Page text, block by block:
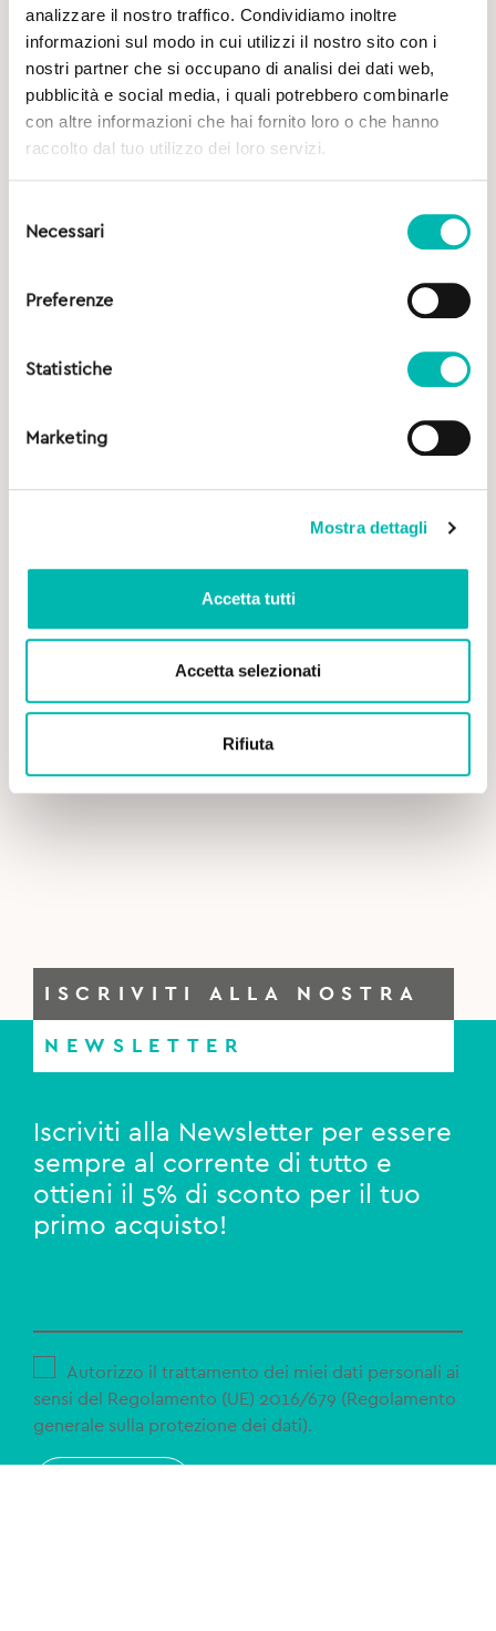
analizzare il nostro traffico. Condividiamo inoltre
informazioni sul modo in cui utilizzi il nostro sito con i
nostri partner che si occupano di analisi dei dati web,
pubblicità e social media, i quali potrebbero combinarle
con altre informazioni che hai fornito loro o che hanno
raccolto dal tuo utilizzo dei loro servizi.
delNecessari
Preferenze
Statistiche
Marketing
Mostra dettagli
Accetta tutti
Accetta selezionati
Rifiuta
ISCRIVITI ALLA NOSTRA
NEWSLETTER
Iscriviti alla Newsletter per essere
sempre al corrente di tutto e
ottieni il 5% di sconto per il tuo
primo acquisto!
Autorizzo il trattamento dei miei dati personali ai
sensi del Regolamento (UE) 2016/679 (Regolamento
generale sulla protezione dei dati).